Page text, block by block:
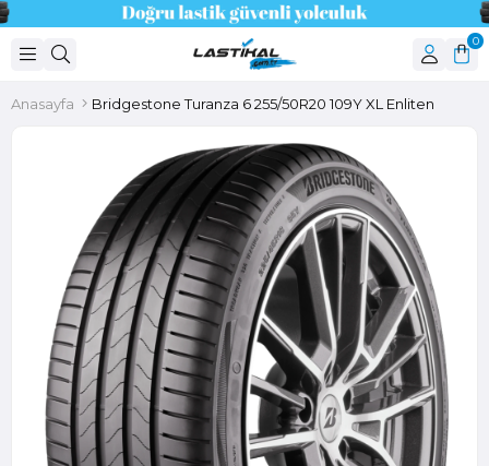
0
Anasayfa Bridgestone Turanza 6 255/50R20 109Y XL Enliten